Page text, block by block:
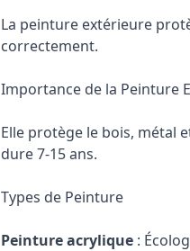
La peinture extérieure
correctement.
Importance de la Peinture
Elle protège le bois, métal
dure 7-15 ans.
Types de Peinture
Peinture acrylique :